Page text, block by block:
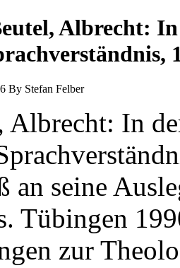
Albrecht:
By Stefan Felber
Albrecht: In
an seine
Tübingen
zur